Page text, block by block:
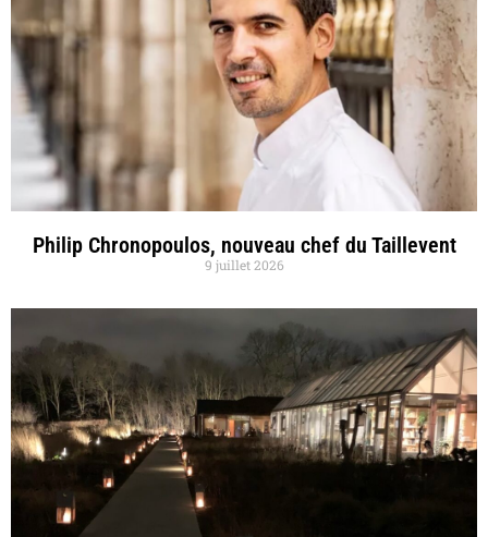
Philip Chronopoulos, nouveau chef du Taillevent
9 juillet 2026